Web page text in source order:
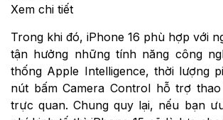
Xem chi tiết
Trong khi đó, iPhone 16 phù hợp với
tận hưởng những tính năng công
thống Apple Intelligence, thời lượng
nút bấm Camera Control hỗ trợ
trực quan. Chung quy lại, nếu bạn